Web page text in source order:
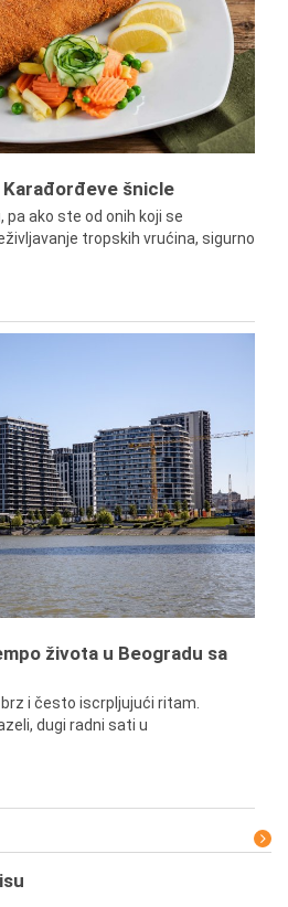
šnicle
pa ako ste od onih koji se
tropskih vrućina, sigurno
života u Beogradu sa
i često iscrpljujući ritam.
dugi radni sati u